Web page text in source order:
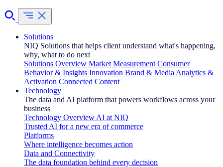
Solutions
NIQ Solutions that helps client understand what's happening,
why, what to do next
Solutions Overview Market Measurement Consumer
Behavior & Insights Innovation Brand & Media Analytics &
Activation Connected Content
Technology
The data and AI platform that powers workflows across your
business
Technology Overview AI at NIQ
Trusted AI for a new era of commerce
Platforms
Where intelligence becomes action
Data and Connectivity
The data foundation behind every decision